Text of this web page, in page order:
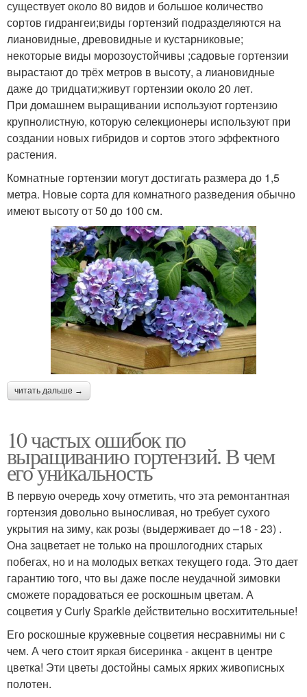
существует около 80 видов и большое количество
сортов гидрангеи;виды гортензий подразделяются на
лиановидные, древовидные и кустарниковые;
некоторые виды морозоустойчивы ;садовые гортензии
вырастают до трёх метров в высоту, а лиановидные
даже до тридцати;живут гортензии около 20 лет.
При домашнем выращивании используют гортензию
крупнолистную, которую селекционеры используют при
создании новых гибридов и сортов этого эффектного
растения.
Комнатные гортензии могут достигать размера до 1,5
метра. Новые сорта для комнатного разведения обычно
имеют высоту от 50 до 100 см.
читать дальше →
10 частых ошибок по
выращиванию гортензий. В чем
его уникальность
В первую очередь хочу отметить, что эта ремонтантная
гортензия довольно выносливая, но требует сухого
укрытия на зиму, как розы (выдерживает до –18 - 23) .
Она зацветает не только на прошлогодних старых
побегах, но и на молодых ветках текущего года. Это дает
гарантию того, что вы даже после неудачной зимовки
сможете порадоваться ее роскошным цветам. А
соцветия у Curly Sparkle действительно восхитительные!
Его роскошные кружевные соцветия несравнимы ни с
чем. А чего стоит яркая бисеринка - акцент в центре
цветка! Эти цветы достойны самых ярких живописных
полотен.